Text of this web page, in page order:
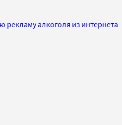
рекламу алкоголя из интернета